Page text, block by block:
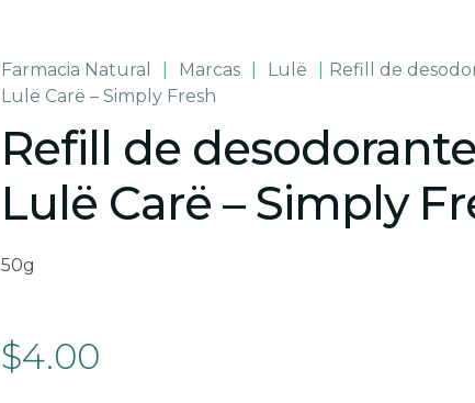
Farmacia Natural Marcas Lulë
Refill de
Lulë Carë – Simply Fresh
Refill de desodorante
Lulë Carë – Simply
50g
$4.00